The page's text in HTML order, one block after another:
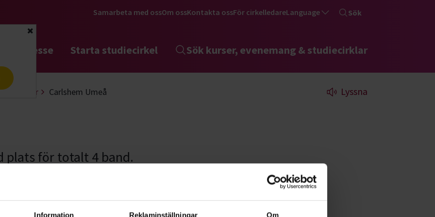
Information Reklaminställningar Om
Stäng
Samarbeta med ossOm ossKontakta ossFör cirkelledareLanguage Sök
intresse Starta studiecirkel Sök kurser, evenemang & studiecirklar
Carlshem Umeå Lyssna
plats för totalt 4 band.